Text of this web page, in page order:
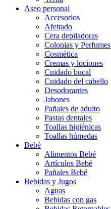
Aseo personal
Accesorios
Afeitado
Cera depiladoras
Colonias y Perfumes
Cosmética
Cremas y lociones
Cuidado bucal
Cuidado del cabello
Desodorantes
Jabones
Pañales de adulto
Pastas dentales
Toallas higiénicas
Toallas húmedas
Bebé
Alimentos Bebé
Artículos Bebé
Pañales Bebé
Bebidas y Jugos
Aguas
Bebidas con gas